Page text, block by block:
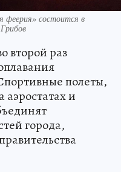
феерия» состоится в
второй раз
полеты,
и
города,